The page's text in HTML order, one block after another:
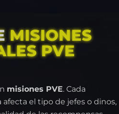
MISIONES
PVE
misiones PVE. Cada
el tipo de jefes o dinos,